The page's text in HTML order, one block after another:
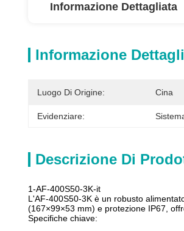
Informazione Dettagliata
Informazione
Luogo Di Origine: Cina
Evidenziare:
Descrizione Di
1-AF-400S50-3K-it
L'AF-400S50-3K è un robusto
(167×99×53 mm) e protezione IP67,
Specifiche chiave: